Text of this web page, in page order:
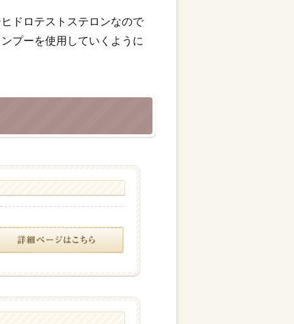
ドロテストステロンなので
プーを使用していくように